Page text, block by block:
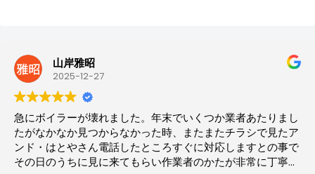
山岸雅昭
2025-12-27
急にボイラーが壊れました。年末でいくつか業者あたりまし
たがなかなか見つからなかった時、またまたチラシで見たア
ンド・はとやさん電話したところすぐに対応しますとの事で
その日のうちに見に来てもらい作業者のかたが非常に丁寧に